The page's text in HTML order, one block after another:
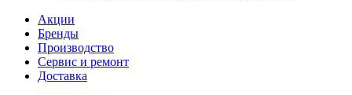
Акции
Бренды
Производство
Сервис и ремонт
Доставка